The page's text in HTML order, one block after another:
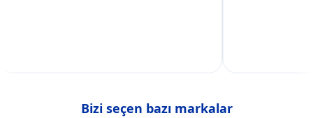
Bizi seçen bazı markalar